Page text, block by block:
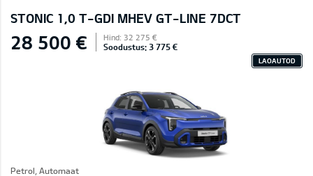
STONIC 1,0 T-GDI MHEV GT-LINE 7DCT
28 500 € Hind: 32 275 €
Soodustus: 3 775 €
LAOAUTOD
Petrol, Automaat